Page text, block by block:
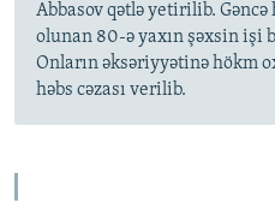
Abbasov qətlə yetirilib. Gəncə
olunan 80-ə yaxın şəxsin işi
Onların əksəriyyətinə hökm
həbs cəzası verilib.